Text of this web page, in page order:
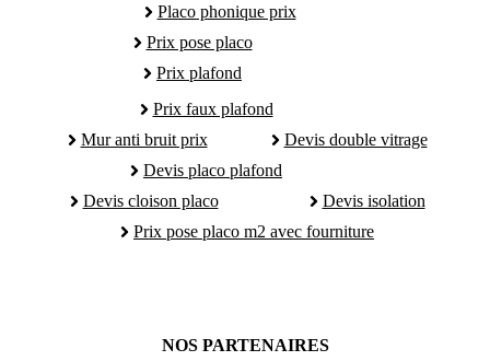
Placo phonique prix
Prix pose placo
Prix plafond
Prix faux plafond
Mur anti bruit prix
Devis double vitrage
Devis placo plafond
Devis cloison placo
Devis isolation
Prix pose placo m2 avec fourniture
NOS PARTENAIRES